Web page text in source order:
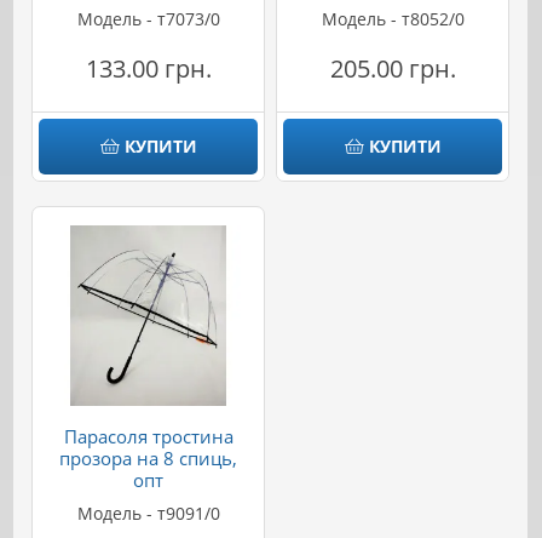
Модель - т7073/0
133.00 грн.
КУПИТИ
Модель - т8052/0
205.00 грн.
КУПИТИ
Парасоля тростина
прозора на 8 спиць,
опт
Модель - т9091/0